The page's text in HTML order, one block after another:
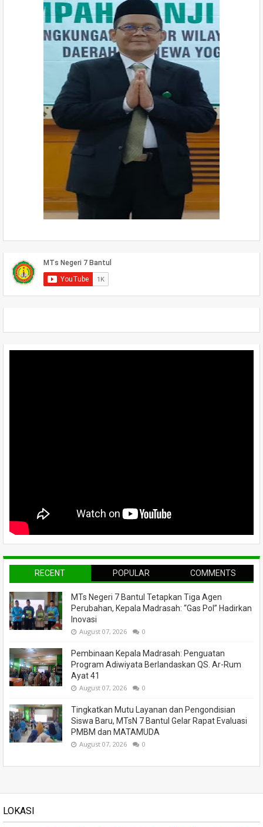
RECENT POPULAR COMMENTS
MTs Negeri 7 Bantul Tetapkan Tiga Agen
Perubahan, Kepala Madrasah: “Gas Pol” Hadirkan
Inovasi
August 07, 2026 0
Pembinaan Kepala Madrasah: Penguatan
Program Adiwiyata Berlandaskan QS. Ar-Rum
Ayat 41
August 07, 2026 0
Tingkatkan Mutu Layanan dan Pengondisian
Siswa Baru, MTsN 7 Bantul Gelar Rapat Evaluasi
PMBM dan MATAMUDA
August 07, 2026 0
LOKASI